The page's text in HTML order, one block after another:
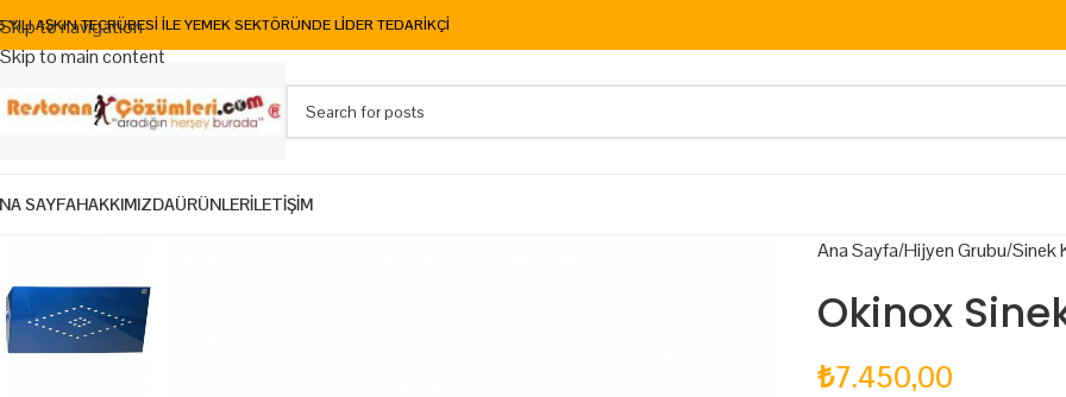
Skip to navigation
Skip to main content
YILI AŞKIN TECRÜBESİ İLE YEMEK SEKTÖRÜNDE LİDER TEDARİKÇİ
SAYFAHAKKIMIZDAÜRÜNLERİLETİŞİM
Ana Sayfa Hijyen Grubu Sinek
Okinox
₺7.450,00